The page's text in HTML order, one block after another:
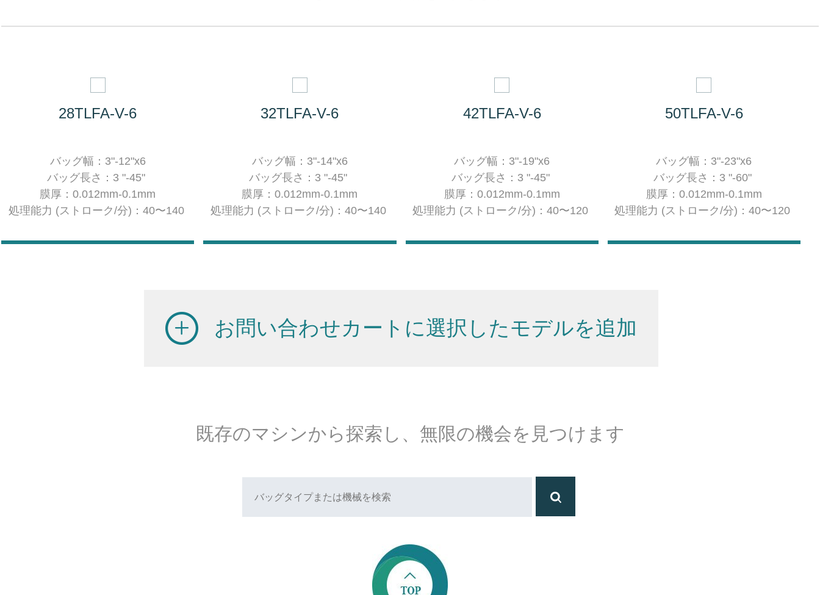
28TLFA-V-6
バッグ幅： 3"-12"x6
バッグ長さ：3 "-45"
膜厚：0.012mm-0.1mm
処理能力 (ストローク/分)：40〜140
32TLFA-V-6
バッグ幅： 3"-14"x6
バッグ長さ：3 "-45"
膜厚：0.012mm-0.1mm
処理能力 (ストローク/分)：40〜140
42TLFA-V-6
バッグ幅： 3"-19"x6
バッグ長さ：3 "-45"
膜厚：0.012mm-0.1mm
処理能力 (ストローク/分)：40〜120
50TLFA-V-6
バッグ幅： 3"-23"x6
バッグ長さ： 3 "-60"
膜厚：0.012mm-0.1mm
処理能力 (ストローク/分)：40〜120
お問い合わせカートに選択したモデルを追加
既存のマシンから探索し、無限の機会を見つけます